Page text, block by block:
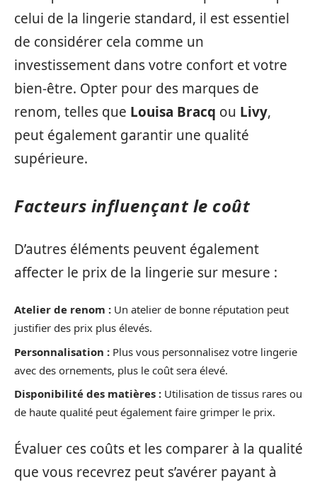
celui de la lingerie standard, il est essentiel
de considérer cela comme un
investissement dans votre confort et votre
bien-être. Opter pour des marques de
renom, telles que Louisa Bracq ou Livy,
peut également garantir une qualité
supérieure.
Facteurs influençant le coût
D’autres éléments peuvent également
affecter le prix de la lingerie sur mesure :
Atelier de renom : Un atelier de bonne réputation peut
justifier des prix plus élevés.
Personnalisation : Plus vous personnalisez votre lingerie
avec des ornements, plus le coût sera élevé.
Disponibilité des matières : Utilisation de tissus rares ou
de haute qualité peut également faire grimper le prix.
Évaluer ces coûts et les comparer à la qualité
que vous recevrez peut s’avérer payant à